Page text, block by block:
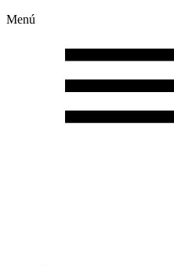
Menú